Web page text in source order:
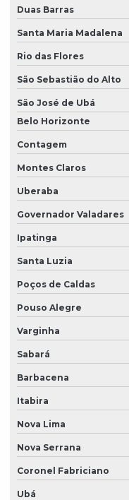
Duas Barras
Santa Maria Madalena
Rio das Flores
São Sebastião do Alto
São José de Ubá
Belo Horizonte
Contagem
Montes Claros
Uberaba
Governador Valadares
Ipatinga
Santa Luzia
Poços de Caldas
Pouso Alegre
Varginha
Sabará
Barbacena
Itabira
Nova Lima
Nova Serrana
Coronel Fabriciano
Ubá